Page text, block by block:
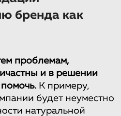
бренда как
проблемам,
и в решении
К примеру,
будет неуместно
натуральной